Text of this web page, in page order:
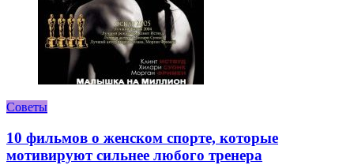
Советы
10 фильмов о женском спорте, которые
мотивируют сильнее любого тренера